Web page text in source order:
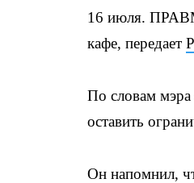
16 июля.
кафе, передает
По словам мэра
оставить
Он напомнил,